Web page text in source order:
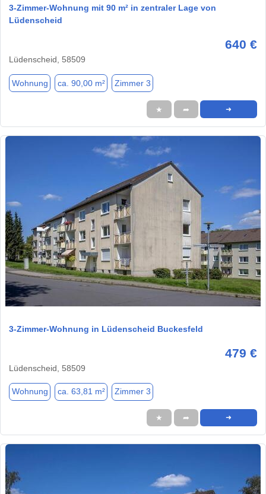
3-Zimmer-Wohnung mit 90 m² in zentraler Lage von
Lüdenscheid
640 €
Lüdenscheid, 58509
Wohnung ca. 90,00 m² Zimmer 3
★ ➦ ➜
1 / 6
3-Zimmer-Wohnung in Lüdenscheid Buckesfeld
479 €
Lüdenscheid, 58509
Wohnung ca. 63,81 m² Zimmer 3
★ ➦ ➜